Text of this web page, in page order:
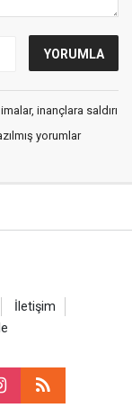
inançlara saldırı
yorumlar
İletişim